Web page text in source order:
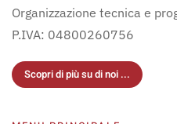
Organizzazione tecnica e
P.IVA: 04800260756
Scopri di più su di noi ...